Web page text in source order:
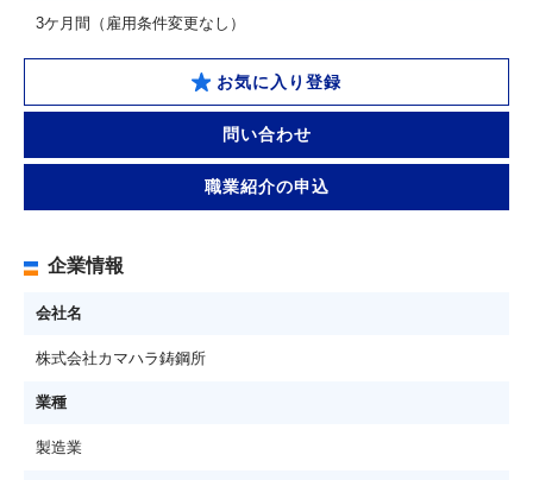
3ケ月間（雇用条件変更なし）
お気に入り登録
問い合わせ
職業紹介の申込
企業情報
会社名
株式会社カマハラ鋳鋼所
業種
製造業